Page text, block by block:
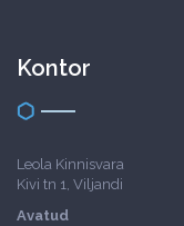
Kontor
Leola Kinnisvara
Kivi tn 1, Viljandi
Avatud